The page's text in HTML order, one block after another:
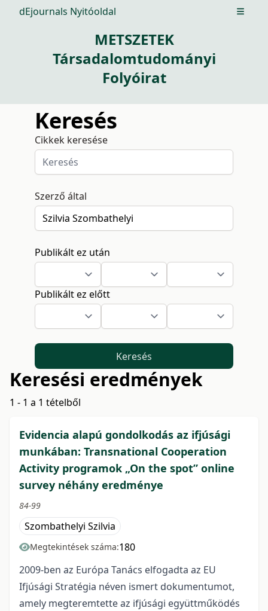
dEjournals Nyitóoldal Open
METSZETEK
Társadalomtudományi
Folyóirat
Keresés
Cikkek keresése
Szerző által
Publikált ez után
Publikált ez előtt
Keresés
Keresési eredmények
1 - 1 a 1 tételből
Evidencia alapú gondolkodás az ifjúsági
munkában: Transnational Cooperation
Activity programok „On the spot” online
survey néhány eredménye
84-99
Szombathelyi Szilvia
Megtekintések száma:180
2009-ben az Európa Tanács elfogadta az EU
Ifjúsági Stratégia néven ismert dokumentumot,
amely megteremtette az ifjúsági együttműködés